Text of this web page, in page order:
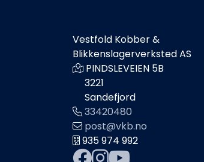
Vestfold Kobber &
Blikkenslagerverksted AS
PINDSLEVEIEN 5B
3221
Sandefjord
33420480
post@vkb.no
935 974 992